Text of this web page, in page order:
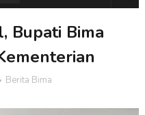
Bupati Bima
Berita Bima